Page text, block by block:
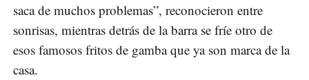
saca de muchos problemas”, reconocieron entre
sonrisas, mientras detrás de la barra se fríe otro de
esos famosos fritos de gamba que ya son marca de la
casa.